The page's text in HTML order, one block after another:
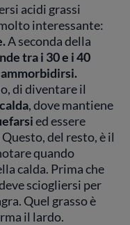
acidi grassi
interessante:
A seconda della
tra i 30 e i 40
ammorbidirsi.
di diventare il
, dove mantiene
ed essere
del resto, è il
quando
calda. Prima che
sciogliersi per
Quel grasso è
il lardo.